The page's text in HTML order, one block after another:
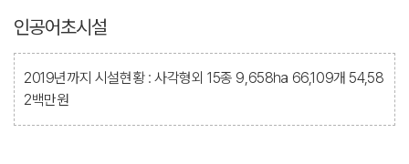
인공어초시설
2019년까지 시설현황 : 사각형외 15종 9,658㏊ 66,109개 54,58
2백만원